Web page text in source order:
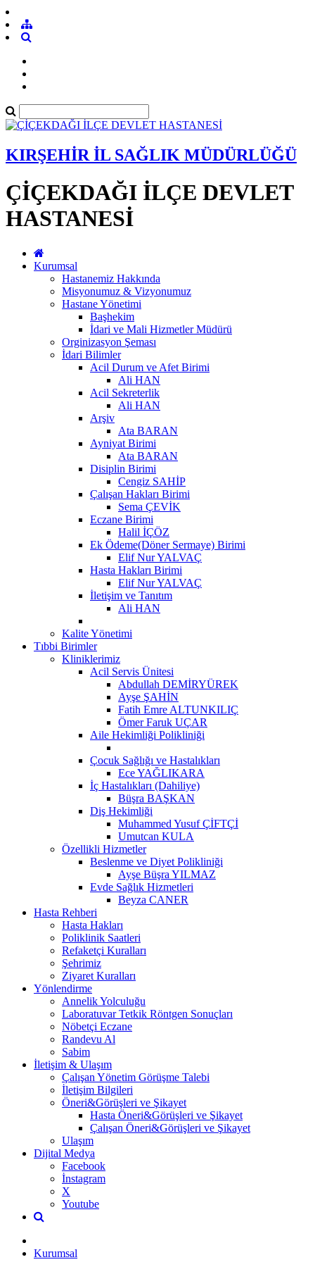
KIRŞEHİR İL SAĞLIK MÜDÜRLÜĞÜ
ÇİÇEKDAĞI İLÇE DEVLET
HASTANESİ
Kurumsal
Hastanemiz Hakkında
Misyonumuz & Vizyonumuz
Hastane Yönetimi
Başhekim
İdari ve Mali Hizmetler Müdürü
Orginizasyon Şeması
İdari Bilimler
Acil Durum ve Afet Birimi
Ali HAN
Acil Sekreterlik
Ali HAN
Arşiv
Ata BARAN
Ayniyat Birimi
Ata BARAN
Disiplin Birimi
Cengiz SAHİP
Çalışan Hakları Birimi
Sema ÇEVİK
Eczane Birimi
Halil İÇÖZ
Ek Ödeme(Döner Sermaye) Birimi
Elif Nur YALVAÇ
Hasta Hakları Birimi
Elif Nur YALVAÇ
İletişim ve Tanıtım
Ali HAN
Kalite Yönetimi
Tıbbi Birimler
Kliniklerimiz
Acil Servis Ünitesi
Abdullah DEMİRYÜREK
Ayşe ŞAHİN
Fatih Emre ALTUNKILIÇ
Ömer Faruk UÇAR
Aile Hekimliği Polikliniği
Çocuk Sağlığı ve Hastalıkları
Ece YAĞLIKARA
İç Hastalıkları (Dahiliye)
Büşra BAŞKAN
Diş Hekimliği
Muhammed Yusuf ÇİFTÇİ
Umutcan KULA
Özellikli Hizmetler
Beslenme ve Diyet Polikliniği
Ayşe Büşra YILMAZ
Evde Sağlık Hizmetleri
Beyza CANER
Hasta Rehberi
Hasta Hakları
Poliklinik Saatleri
Refaketçi Kuralları
Şehrimiz
Ziyaret Kuralları
Yönlendirme
Annelik Yolculuğu
Laboratuvar Tetkik Röntgen Sonuçları
Nöbetçi Eczane
Randevu Al
Sabim
İletişim & Ulaşım
Çalışan Yönetim Görüşme Talebi
İletişim Bilgileri
Öneri&Görüşleri ve Şikayet
Hasta Öneri&Görüşleri ve Şikayet
Çalışan Öneri&Görüşleri ve Şikayet
Ulaşım
Dijital Medya
Facebook
İnstagram
X
Youtube
Kurumsal